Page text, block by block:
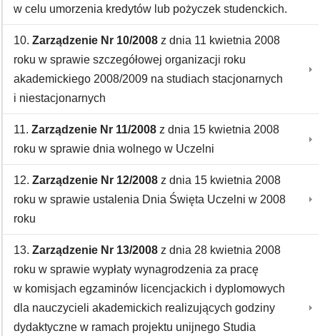
w celu umorzenia kredytów lub pożyczek studenckich.
10. Zarządzenie Nr 10/2008 z dnia 11 kwietnia 2008
roku w sprawie szczegółowej organizacji roku
akademickiego 2008/2009 na studiach stacjonarnych
i niestacjonarnych
11. Zarządzenie Nr 11/2008 z dnia 15 kwietnia 2008
roku w sprawie dnia wolnego w Uczelni
12. Zarządzenie Nr 12/2008 z dnia 15 kwietnia 2008
roku w sprawie ustalenia Dnia Święta Uczelni w 2008
roku
13. Zarządzenie Nr 13/2008 z dnia 28 kwietnia 2008
roku w sprawie wypłaty wynagrodzenia za pracę
w komisjach egzaminów licencjackich i dyplomowych
dla nauczycieli akademickich realizujących godziny
dydaktyczne w ramach projektu unijnego Studia